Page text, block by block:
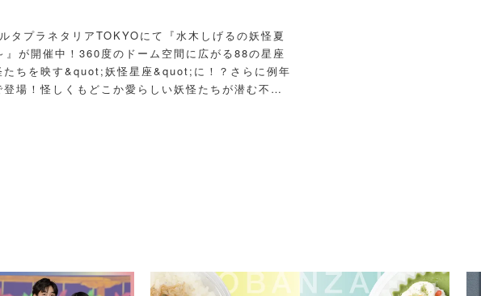
タプラネタリアTOKYOにて『水木しげるの妖怪夏
が開催中！360度のドーム空間に広がる88の星座
たちを映す&quot;妖怪星座&quot;に！？さらに例年
場！怪しくもどこか愛らしい妖怪たちが潜む不思